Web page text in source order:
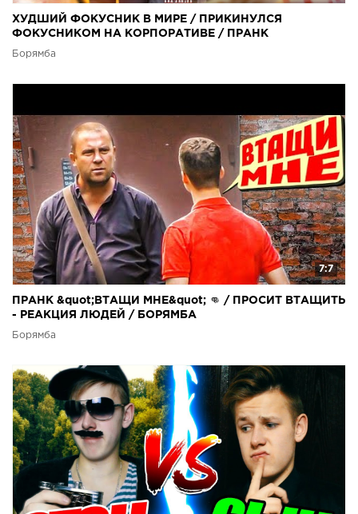
ХУДШИЙ ФОКУСНИК В МИРЕ / ПРИКИНУЛСЯ
ФОКУСНИКОМ НА КОРПОРАТИВЕ / ПРАНК
Борямба
7:7
ПРАНК &quot;ВТАЩИ МНЕ&quot; 👊 / ПРОСИТ ВТАЩИТЬ
- РЕАКЦИЯ ЛЮДЕЙ / БОРЯМБА
Борямба